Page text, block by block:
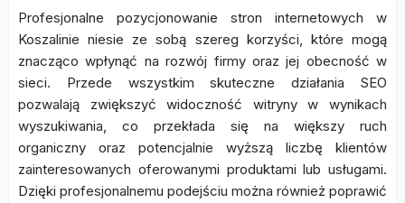
Profesjonalne pozycjonowanie stron internetowych w
Koszalinie niesie ze sobą szereg korzyści, które mogą
znacząco wpłynąć na rozwój firmy oraz jej obecność w
sieci. Przede wszystkim skuteczne działania SEO
pozwalają zwiększyć widoczność witryny w wynikach
wyszukiwania, co przekłada się na większy ruch
organiczny oraz potencjalnie wyższą liczbę klientów
zainteresowanych oferowanymi produktami lub usługami.
Dzięki profesjonalnemu podejściu można również poprawić